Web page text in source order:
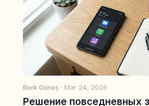
Berk Güneş · Mar 24, 2026
Решение повседневных